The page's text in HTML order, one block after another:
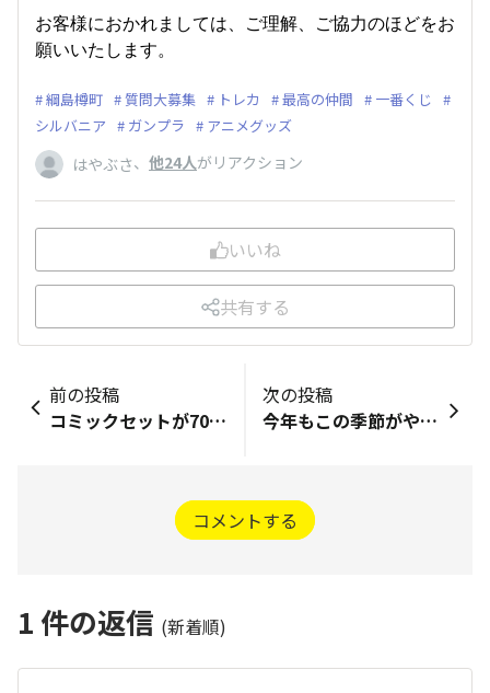
お客様におかれましては、ご理解、ご協力のほどをお
願いいたします。
綱島樽町 質問大募集 トレカ 最高の仲間
一番くじ
シルバニア
ガンプラ アニメグッズ
はやぶさ、 他24人がリアクション
いいね
共有する
前の投稿
コミックセットが70%OFFで買えます！！！
次の投稿
今年もこの季節がやってきた 🐉🟠🟠④
コメントする
1 件の返信 (新着順)